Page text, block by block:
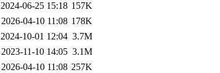
2024-06-25 15:18 157K
2026-04-10 11:08 178K
2024-10-01 12:04 3.7M
2023-11-10 14:05 3.1M
2026-04-10 11:08 257K